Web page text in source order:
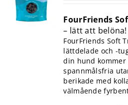
FourFriends
– lätt att belöna!
FourFriends Soft
lättdelade och -
din hund kommer
spannmålsfria
berikade med
välmående